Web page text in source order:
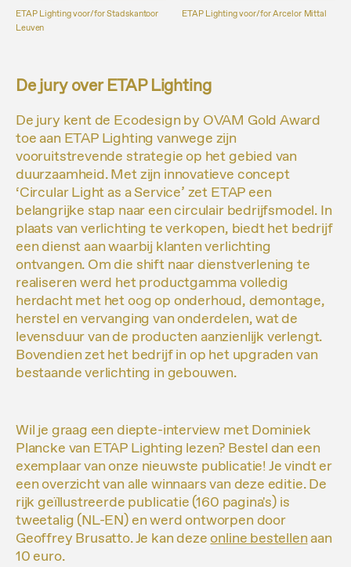
ETAP Lighting voor/for Stadskantoor
Leuven
ETAP Lighting voor/for Arcelor Mittal
De jury over ETAP Lighting
De jury kent de Ecodesign by OVAM Gold Award
toe aan ETAP Lighting vanwege zijn
vooruitstrevende strategie op het gebied van
duurzaamheid. Met zijn innovatieve concept
‘Circular Light as a Service’ zet ETAP een
belangrijke stap naar een circulair bedrijfsmodel. In
plaats van verlichting te verkopen, biedt het bedrijf
een dienst aan waarbij klanten verlichting
ontvangen. Om die shift naar dienstverlening te
realiseren werd het productgamma volledig
herdacht met het oog op onderhoud, demontage,
herstel en vervanging van onderdelen, wat de
levensduur van de producten aanzienlijk verlengt.
Bovendien zet het bedrijf in op het upgraden van
bestaande verlichting in gebouwen.
Wil je graag een diepte-interview met Dominiek
Plancke van ETAP Lighting lezen? Bestel dan een
exemplaar van onze nieuwste publicatie! Je vindt er
een overzicht van alle winnaars van deze editie. De
rijk geïllustreerde publicatie (160 pagina's) is
tweetalig (NL-EN) en werd ontworpen door
Geoffrey Brusatto. Je kan dezeonline bestellen aan
10 euro.